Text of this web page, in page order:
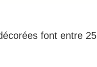
font entre